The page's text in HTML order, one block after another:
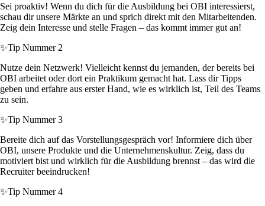
Sei proaktiv! Wenn du dich für die Ausbildung bei OBI interessierst,
schau dir unsere Märkte an und sprich direkt mit den Mitarbeitenden.
Zeig dein Interesse und stelle Fragen – das kommt immer gut an!
✨Tip Nummer 2
Nutze dein Netzwerk! Vielleicht kennst du jemanden, der bereits bei
OBI arbeitet oder dort ein Praktikum gemacht hat. Lass dir Tipps
geben und erfahre aus erster Hand, wie es wirklich ist, Teil des Teams
zu sein.
✨Tip Nummer 3
Bereite dich auf das Vorstellungsgespräch vor! Informiere dich über
OBI, unsere Produkte und die Unternehmenskultur. Zeig, dass du
motiviert bist und wirklich für die Ausbildung brennst – das wird die
Recruiter beeindrucken!
✨Tip Nummer 4